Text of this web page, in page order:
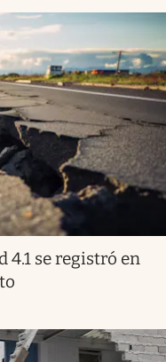
4.1 se registró en